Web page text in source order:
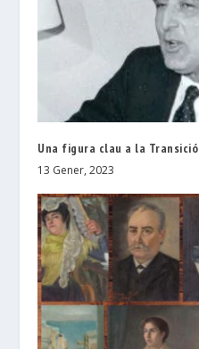
Una figura clau a la Transició
13 Gener, 2023